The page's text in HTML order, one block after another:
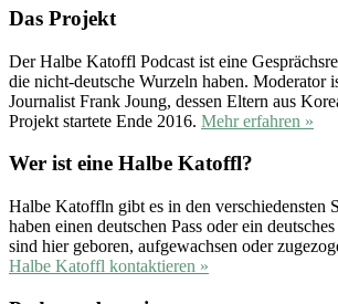
Das Projekt
Der Halbe Katoffl Podcast ist eine
die nicht-deutsche Wurzeln haben. Moderator
Journalist Frank Joung, dessen Eltern aus
Projekt startete Ende 2016. Mehr erfahren »
Wer ist eine Halbe Katoffl?
Halbe Katoffln gibt es in den verschiedensten
haben einen deutschen Pass oder ein
sind hier geboren, aufgewachsen oder
Halbe Katoffl kontaktieren »